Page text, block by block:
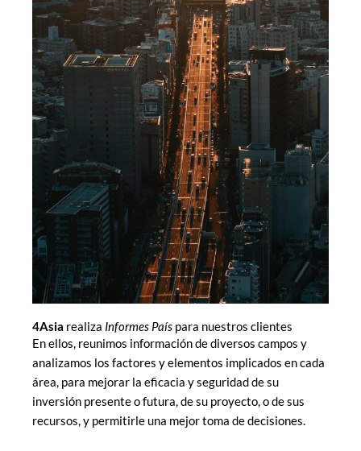
4Asia realiza Informes País para nuestros clientes
En ellos, reunimos información de diversos campos y
analizamos los factores y elementos implicados en cada
área, para mejorar la eficacia y seguridad de su
inversión presente o futura, de su proyecto, o de sus
recursos, y permitirle una mejor toma de decisiones.